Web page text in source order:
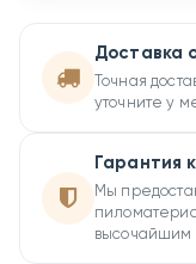
Доставка
Точная
уточните у
Гарантия
Мы
высочайшим